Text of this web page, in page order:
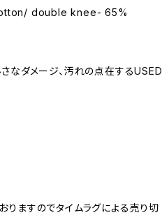
double knee- 65%
メージ、汚れの点在するUSED
りますのでタイムラグによる売り切